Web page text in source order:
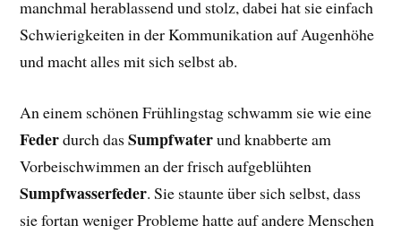
manchmal herablassend und stolz, dabei hat sie einfach
Schwierigkeiten in der Kommunikation auf Augenhöhe
und macht alles mit sich selbst ab.
An einem schönen Frühlingstag schwamm sie wie eine
Federdurch dasSumpfwaterund knabberte am
Vorbeischwimmen an der frisch aufgeblühten
Sumpfwasserfeder. Sie staunte über sich selbst, dass
sie fortan weniger Probleme hatte auf andere Menschen